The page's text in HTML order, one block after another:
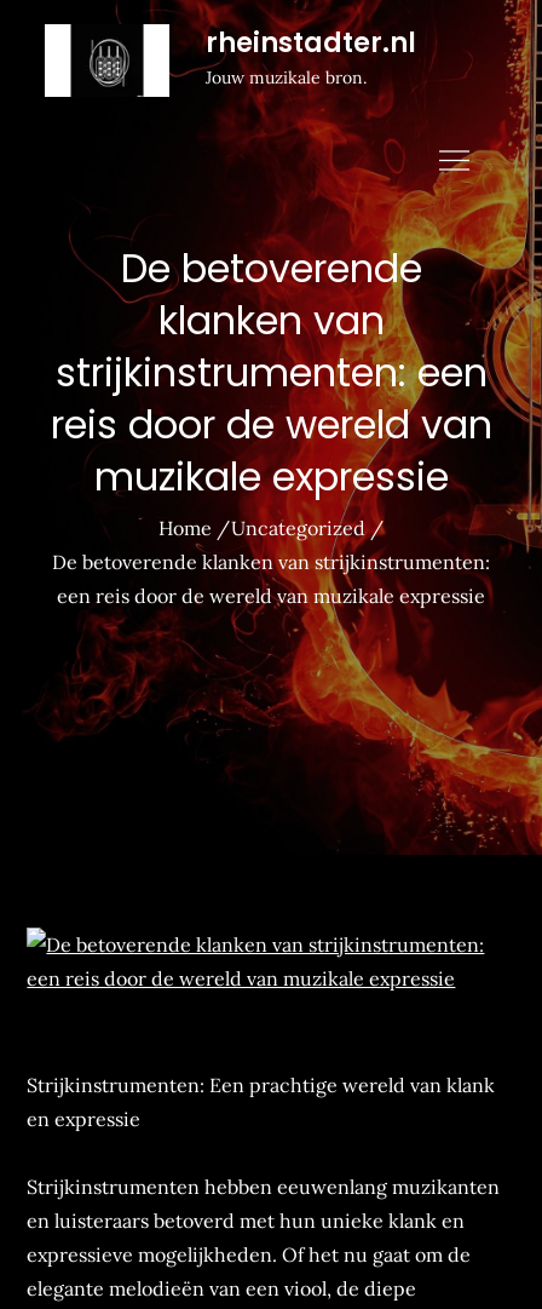
rheinstadter.nl
Jouw muzikale bron.
De betoverende
klanken van
strijkinstrumenten: een
reis door de wereld van
muzikale expressie
Home
Uncategorized
De betoverende klanken van strijkinstrumenten:
een reis door de wereld van muzikale expressie
Strijkinstrumenten: Een prachtige wereld van klank
en expressie
Strijkinstrumenten hebben eeuwenlang muzikanten
en luisteraars betoverd met hun unieke klank en
expressieve mogelijkheden. Of het nu gaat om de
elegante melodieën van een viool, de diepe